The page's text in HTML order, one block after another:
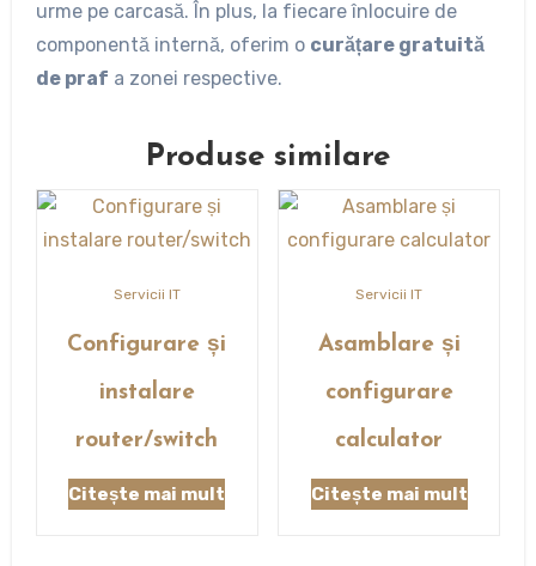
urme pe carcasă. În plus, la fiecare înlocuire de
componentă internă, oferim o curățare gratuită
de praf a zonei respective.
Produse similare
Servicii IT
Configurare și
instalare
router/switch
Citește mai mult
Servicii IT
Asamblare și
configurare
calculator
Citește mai mult